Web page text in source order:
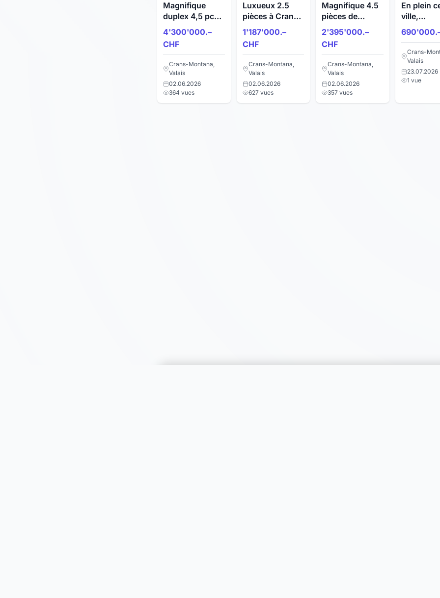
Magnifique
duplex 4,5 pces
de standing au
centre de Crans
4'300'000.–
CHF
Crans-Montana,
Valais
02.06.2026
364 vues
Luxueux 2.5
pièces à Crans-
Montana
1'187'000.–
CHF
Crans-Montana,
Valais
02.06.2026
627 vues
Magnifique 4.5
pièces de
standing au
centre de Crans
2'395'000.–
CHF
Crans-Montana,
Valais
02.06.2026
357 vues
En plein
ville,
lumineux
balcon
sud
Crans-
Valais
23.07.2026
1 vue